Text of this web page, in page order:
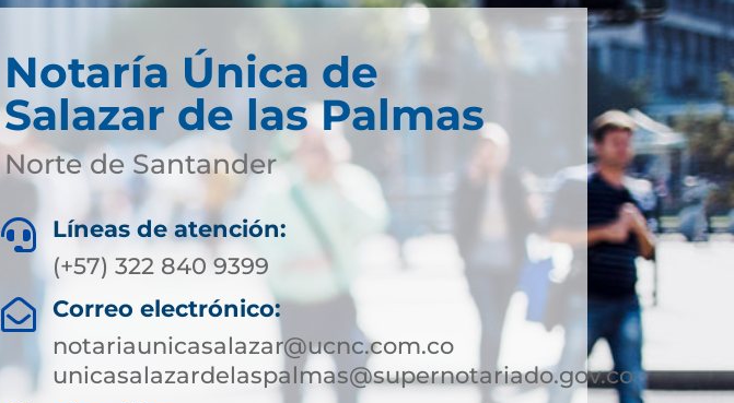
Notaría Única de
Salazar de las Palmas
Norte de Santander

Líneas de atención:
(+57) 322 840 9399

Correo electrónico:
notariaunicasalazar@ucnc.com.co
unicasalazardelaspalmas@supernotariado.gov.co